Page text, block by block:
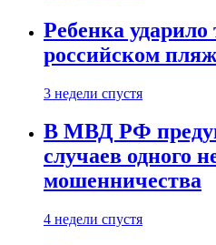
Ребенка
российском
3 недели спустя
В МВД РФ
случаев одного
мошенничества
4 недели спустя